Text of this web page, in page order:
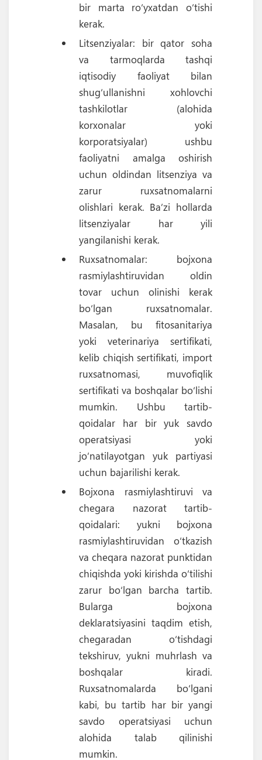
bir marta ro‘yxatdan o‘tishi
kerak.
Litsenziyalar: bir qator soha
va tarmoqlarda tashqi
iqtisodiy faoliyat bilan
shug‘ullanishni xohlovchi
tashkilotlar (alohida
korxonalar yoki
korporatsiyalar) ushbu
faoliyatni amalga oshirish
uchun oldindan litsenziya va
zarur ruxsatnomalarni
olishlari kerak. Ba’zi hollarda
litsenziyalar har yili
yangilanishi kerak.
Ruxsatnomalar: bojxona
rasmiylashtiruvidan oldin
tovar uchun olinishi kerak
bo‘lgan ruxsatnomalar.
Masalan, bu fitosanitariya
yoki veterinariya sertifikati,
kelib chiqish sertifikati, import
ruxsatnomasi, muvofiqlik
sertifikati va boshqalar bo‘lishi
mumkin. Ushbu tartib-
qoidalar har bir yuk savdo
operatsiyasi yoki
jo’natilayotgan yuk partiyasi
uchun bajarilishi kerak.
Bojxona rasmiylashtiruvi va
chegara nazorat tartib-
qoidalari: yukni bojxona
rasmiylashtiruvidan o‘tkazish
va cheqara nazorat punktidan
chiqishda yoki kirishda o‘tilishi
zarur bo‘lgan barcha tartib.
Bularga bojxona
deklaratsiyasini taqdim etish,
chegaradan o‘tishdagi
tekshiruv, yukni muhrlash va
boshqalar kiradi.
Ruxsatnomalarda bo‘lgani
kabi, bu tartib har bir yangi
savdo operatsiyasi uchun
alohida talab qilinishi
mumkin.